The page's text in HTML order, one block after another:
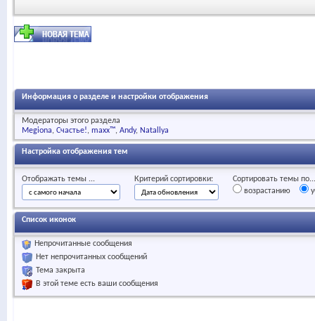
Информация о разделе и настройки отображения
Модераторы этого раздела
Megiona Счастье! maxx™ Andy Natallya
Настройка отображения тем
Отображать темы ... Критерий сортировки:
Сортировать темы по...
возрастанию
Список иконок
Непрочитанные сообщения
Нет непрочитанных сообщений
Тема закрыта
В этой теме есть ваши сообщения